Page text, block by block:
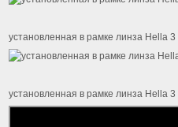
установленная в рамке линза Hella 3
установленная в рамке линза Hella 3